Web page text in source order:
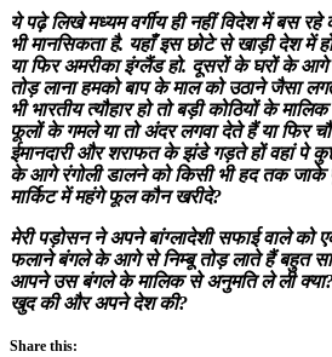
ये पढ़े लिखे मध्यम वर्गीय ही नहीं विदेश में बस रहे
भी मानसिकता है. यहाँ इस छोटे से खाड़ी देश में
या फिर अमरीका इंग्लैंड हो. दूसरों के घरों के
तोड़ लाना हमको बाप के माल को उठाने जैसा
भी भारतीय त्यौहार हो तो बड़ी कोठियों के
फूलों के गमले या तो अंदर लगवा देते हैं या फिर
ईमानदारी और शराफत के झंडे गड़ते हों वहां पे
के आगे रंगोली डालने को किसी भी हद तक जाके
मार्किट में महंगे फूल कौन खरीदे?
मेरी पड़ोसन ने अपने बांग्लादेशी सफाई वाले को
फलाने बंगले के आगे से निम्बू तोड़ लाते हैं बहुत
आपने उस बंगले के मालिक से अनुमति ले ली
खुद की और अपने देश की?
Share this: